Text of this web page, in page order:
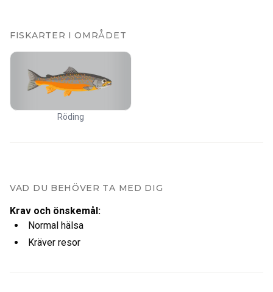
FISKARTER I OMRÅDET
Röding
VAD DU BEHÖVER TA MED DIG
Krav och önskemål:
Normal hälsa
Kräver resor